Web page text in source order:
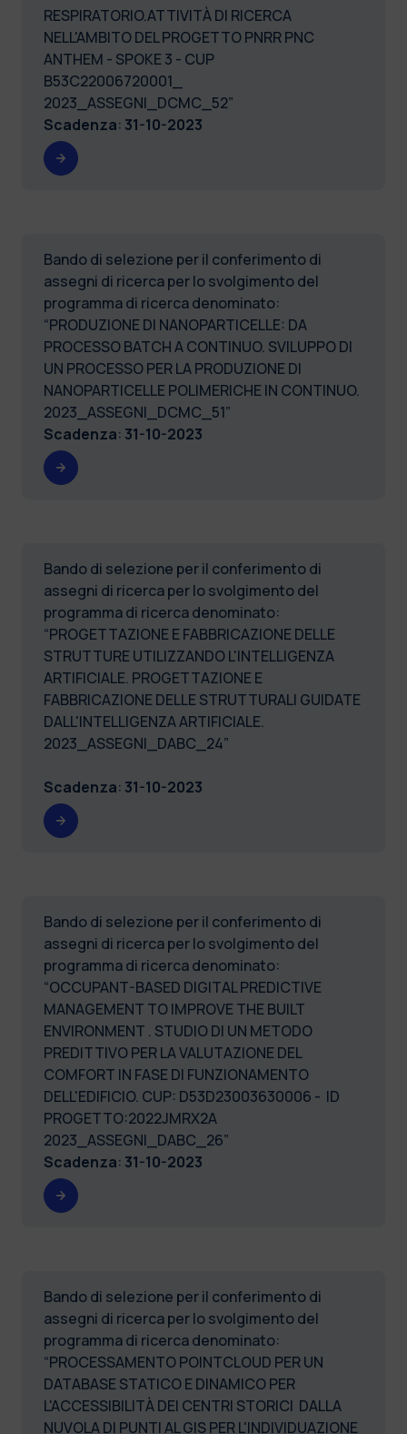
RESPIRATORIO.ATTIVITÀ DI RICERCA
NELL'AMBITO DEL PROGETTO PNRR PNC
ANTHEM - SPOKE 3 - CUP
B53C22006720001_
2023_ASSEGNI_DCMC_52”
Scadenza: 31-10-2023
Bando di selezione per il conferimento di
assegni di ricerca per lo svolgimento del
programma di ricerca denominato:
“PRODUZIONE DI NANOPARTICELLE: DA
PROCESSO BATCH A CONTINUO. SVILUPPO DI
UN PROCESSO PER LA PRODUZIONE DI
NANOPARTICELLE POLIMERICHE IN CONTINUO.
2023_ASSEGNI_DCMC_51”
Scadenza: 31-10-2023
Bando di selezione per il conferimento di
assegni di ricerca per lo svolgimento del
programma di ricerca denominato:
“PROGETTAZIONE E FABBRICAZIONE DELLE
STRUTTURE UTILIZZANDO L'INTELLIGENZA
ARTIFICIALE. PROGETTAZIONE E
FABBRICAZIONE DELLE STRUTTURALI GUIDATE
DALL'INTELLIGENZA ARTIFICIALE.
2023_ASSEGNI_DABC_24”
Scadenza: 31-10-2023
Bando di selezione per il conferimento di
assegni di ricerca per lo svolgimento del
programma di ricerca denominato:
“OCCUPANT-BASED DIGITAL PREDICTIVE
MANAGEMENT TO IMPROVE THE BUILT
ENVIRONMENT . STUDIO DI UN METODO
PREDITTIVO PER LA VALUTAZIONE DEL
COMFORT IN FASE DI FUNZIONAMENTO
DELL'EDIFICIO. CUP: D53D23003630006 - ID
PROGETTO:2022JMRX2A
2023_ASSEGNI_DABC_26”
Scadenza: 31-10-2023
Bando di selezione per il conferimento di
assegni di ricerca per lo svolgimento del
programma di ricerca denominato:
“PROCESSAMENTO POINTCLOUD PER UN
DATABASE STATICO E DINAMICO PER
L'ACCESSIBILITÀ DEI CENTRI STORICI DALLA
NUVOLA DI PUNTI AL GIS PER L'INDIVIDUAZIONE